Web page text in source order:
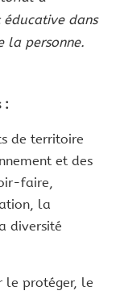
dans
la personne.
:
de territoire
et des
faire,
la
diversité
le protéger, le